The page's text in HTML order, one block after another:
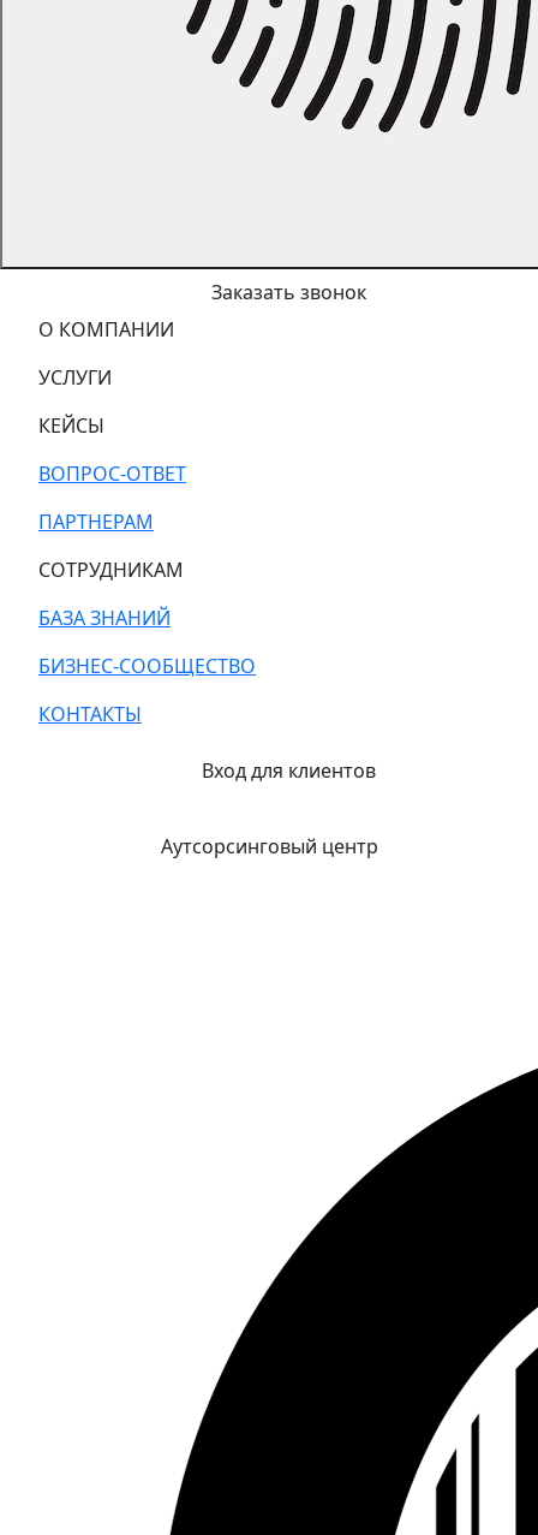
Заказать звонок
О КОМПАНИИ
УСЛУГИ
КЕЙСЫ
ВОПРОС-ОТВЕТ
ПАРТНЕРАМ
СОТРУДНИКАМ
БАЗА ЗНАНИЙ
БИЗНЕС-СООБЩЕСТВО
КОНТАКТЫ
Вход для клиентов
Аутсорсинговый центр